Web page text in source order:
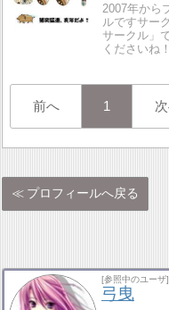
2007年から
ルですサー
サークル」
くださいね！
前へ 1
プロフィールへ戻る
[参照中のユーザ]
弓曳